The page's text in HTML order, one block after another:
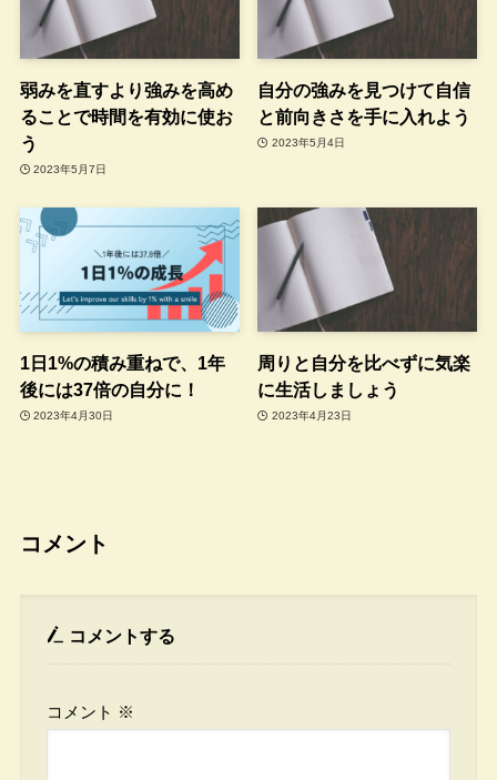
弱みを直すより強みを高め
ることで時間を有効に使お
う
2023年5月7日
自分の強みを見つけて自信
と前向きさを手に入れよう
2023年5月4日
1日1%の積み重ねで、1年
後には37倍の自分に！
2023年4月30日
周りと自分を比べずに気楽
に生活しましょう
2023年4月23日
コメント
コメントする
コメント ※